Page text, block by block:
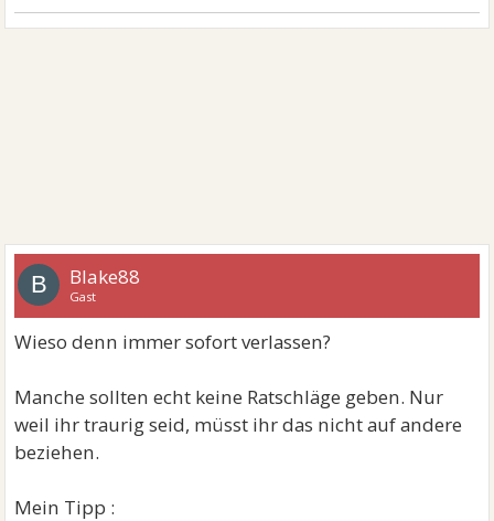
B Blake88
Gast
Wieso denn immer sofort verlassen?
Manche sollten echt keine Ratschläge geben. Nur
weil ihr traurig seid, müsst ihr das nicht auf andere
beziehen.
Mein Tipp :